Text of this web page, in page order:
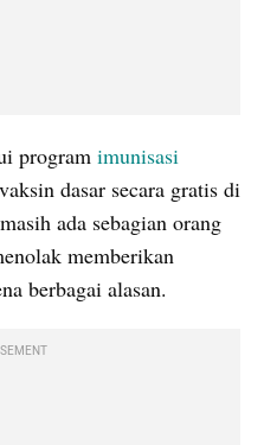
program imunisasi
dasar secara gratis di
ada sebagian orang
memberikan
berbagai alasan.